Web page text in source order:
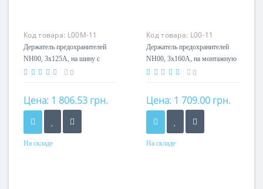
Код товара: L00M-11
Держатель предохранителей
NH00, 3x125А, на шину с
шагом 40мм
0
Цена: 1 806.53 грн.
На складе
Код товара: L00-11
Держатель предохранителей
NH00, 3x160А, на монтажную
плиту
0
Цена: 1 709.00 грн.
На складе